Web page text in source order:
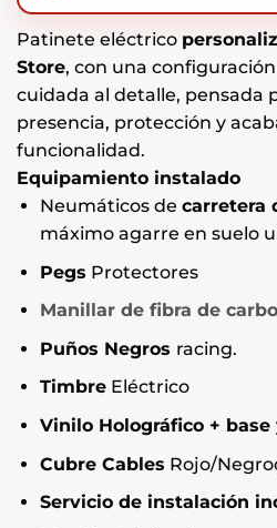
Patinete eléctrico
Store, con una
cuidada al detalle, pensada
presencia, protección y
funcionalidad.
Equipamiento instalado
Neumáticos de carretera
máximo agarre en suelo
Pegs Protectores
Manillar de fibra de
Puños Negros racing.
TimbreEléctrico
Vinilo Holográfico + base
Cubre Cables Rojo/
Servicio de instalación